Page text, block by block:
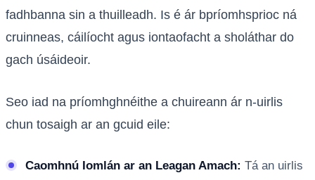
fadhbanna sin a thuilleadh. Is é ár bpríomhsprioc ná
cruinneas, cáilíocht agus iontaofacht a sholáthar do
gach úsáideoir.
Seo iad na príomhghnéithe a chuireann ár n-uirlis
chun tosaigh ar an gcuid eile:
Caomhnú Iomlán ar an Leagan Amach: Tá an uirlis